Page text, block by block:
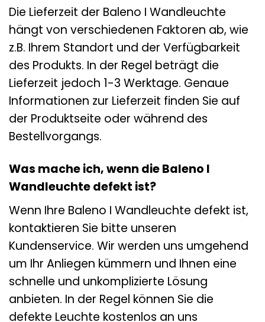
Die Lieferzeit der Baleno I Wandleuchte
hängt von verschiedenen Faktoren ab, wie
z.B. Ihrem Standort und der Verfügbarkeit
des Produkts. In der Regel beträgt die
Lieferzeit jedoch 1-3 Werktage. Genaue
Informationen zur Lieferzeit finden Sie auf
der Produktseite oder während des
Bestellvorgangs.
Was mache ich, wenn die Baleno I
Wandleuchte defekt ist?
Wenn Ihre Baleno I Wandleuchte defekt ist,
kontaktieren Sie bitte unseren
Kundenservice. Wir werden uns umgehend
um Ihr Anliegen kümmern und Ihnen eine
schnelle und unkomplizierte Lösung
anbieten. In der Regel können Sie die
defekte Leuchte kostenlos an uns